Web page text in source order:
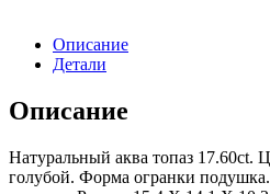
Описание
Детали
Описание
Натуральный аква топаз 17.60ct.
голубой. Форма огранки подушка.